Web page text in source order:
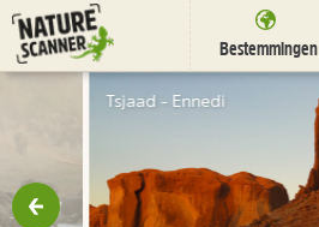
Ga
naar
content
Bestemmingen
Bestemmingen
Activiteiten
Tsjaad - Ennedi